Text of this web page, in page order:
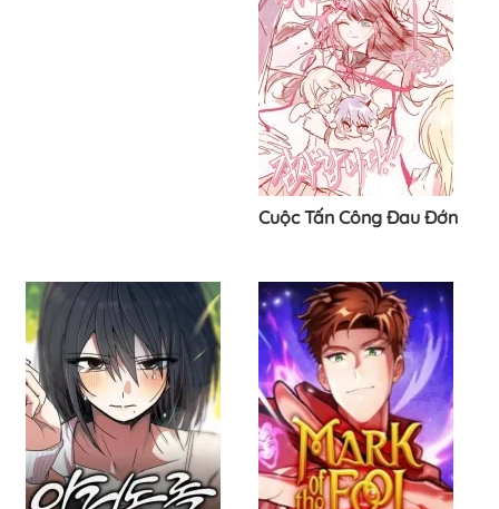
Cuộc Tấn Công Đau Đớn